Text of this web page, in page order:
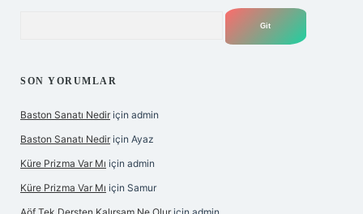
SON YORUMLAR
Baston Sanatı Nedir için admin
Baston Sanatı Nedir için Ayaz
Küre Prizma Var Mı için admin
Küre Prizma Var Mı için Samur